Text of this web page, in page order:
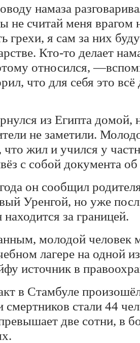
намаза
не считай меня врагом
грехи, я сам за них
Кто-то делает
относился,
что для себя это всё
из Египта домой,
не заметили.
жил и учился у
с собой документа
он сообщил
Уренгой, но уже
за границей.
молодой человек
лагере на одной
источник в
в Стамбуле
стали 44
две сотни, в